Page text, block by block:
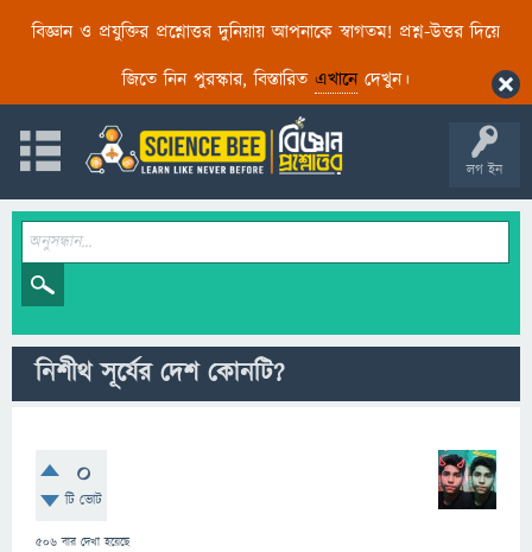
বিজ্ঞান ও প্রযুক্তির প্রশ্নোত্তর দুনিয়ায় আপনাকে স্বাগতম! প্রশ্ন-উত্তর দিয়ে
জিতে নিন পুরস্কার, বিস্তারিত এখানেদেখুন।
লগ ইন
নিশীথ সূর্যের দেশ কোনটি?
0
টি ভোট
506 বার দেখা হয়েছে